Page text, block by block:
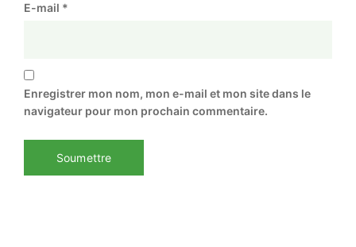
E-mail *
Enregistrer mon nom, mon e-mail et mon site dans le
navigateur pour mon prochain commentaire.